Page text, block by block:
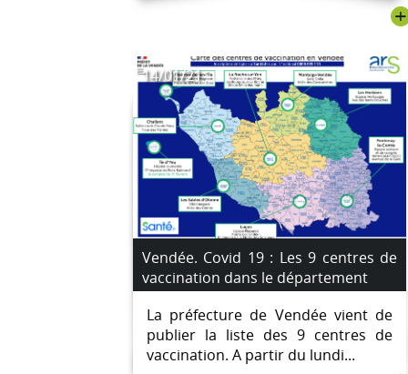
+
14/01/21
Vendée. Covid 19 : Les 9 centres de
vaccination dans le département
La préfecture de Vendée vient de
publier la liste des 9 centres de
vaccination. A partir du lundi...